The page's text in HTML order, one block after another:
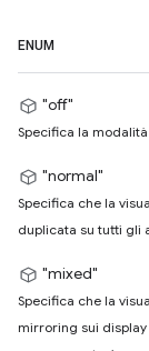
ENUM
"off"
Specifica la
"normal"
Specifica che la
duplicata su tutti gli
"mixed"
Specifica che la
mirroring sui